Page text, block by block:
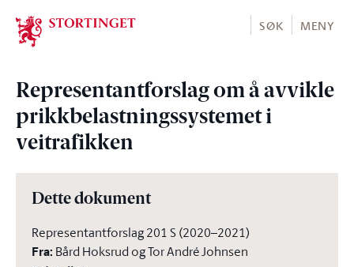
Stortinget.no
SØK MENY
Representantforslag om å avvikle
prikkbelastningssystemet i
veitrafikken
Dette dokument
Representantforslag 201 S (2020–2021)
Fra: Bård Hoksrud og Tor André Johnsen